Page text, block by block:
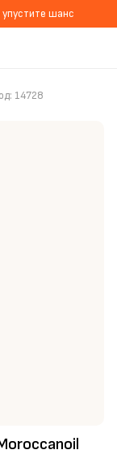
шанс
14728